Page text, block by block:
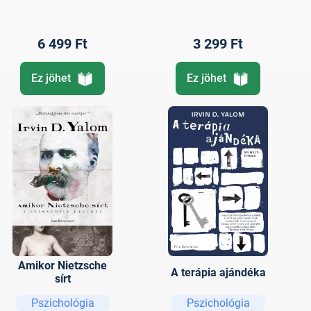
6 499 Ft
Ez jöhet
3 299 Ft
Ez jöhet
Amikor Nietzsche
sírt
Pszichológia
A terápia ajándéka
Pszichológia